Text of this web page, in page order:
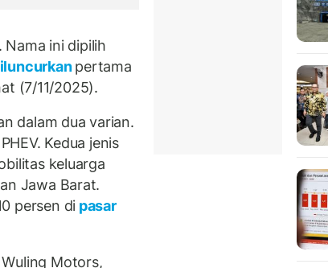
Nama ini dipilih
pertama
(7/11/2025).
dalam dua varian.
Kedua jenis
keluarga
Jawa Barat.
persen di pasar
Motors,